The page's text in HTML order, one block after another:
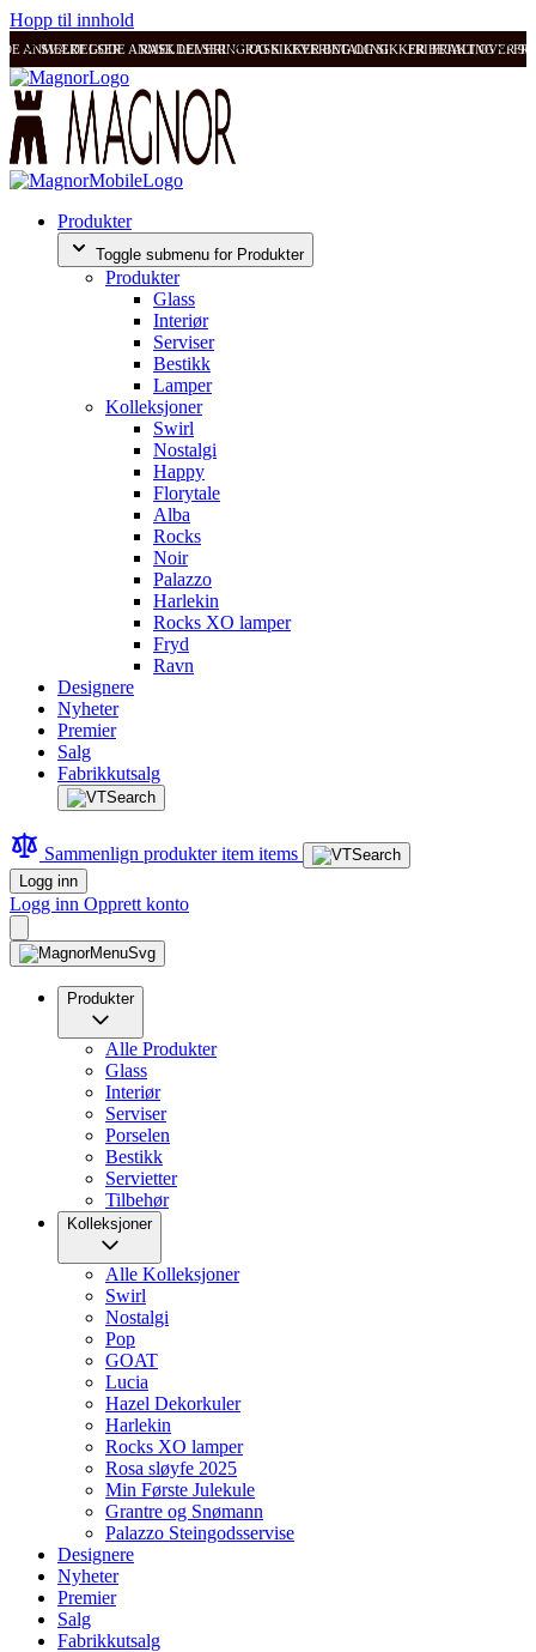
Hopp til innhold
ANMELDELSER RASK LEVERING OG SIKKER BETALING FRI FRAKT OVER
SVÆRT GODE ANMELDELSER RASK LEVERING OG SIKKER BETALING
Produkter
Toggle submenu for Produkter
Produkter
Glass
Interiør
Serviser
Bestikk
Lamper
Kolleksjoner
Swirl
Nostalgi
Happy
Florytale
Alba
Rocks
Noir
Palazzo
Harlekin
Rocks XO lamper
Fryd
Ravn
Designere
Nyheter
Premier
Salg
Fabrikkutsalg
Sammenlign produkteritem items
Logg inn
Logg inn Opprett konto
Produkter
Alle Produkter
Glass
Interiør
Serviser
Porselen
Bestikk
Servietter
Tilbehør
Kolleksjoner
Alle Kolleksjoner
Swirl
Nostalgi
Pop
GOAT
Lucia
Hazel Dekorkuler
Harlekin
Rocks XO lamper
Rosa sløyfe 2025
Min Første Julekule
Grantre og Snømann
Palazzo Steingodsservise
Designere
Nyheter
Premier
Salg
Fabrikkutsalg